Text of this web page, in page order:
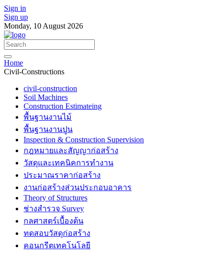
Sign in
Sign up
Monday, 10 August 2026
Home
Civil-Constructions
civil-construction
Soil Machines
Construction Estimateing
พื้นฐานงานไม้
พื้นฐานงานปูน
Inspection & Construction Supervision
กฎหมายและสัญญาก่อสร้าง
วัสดุและเทคนิคการทำงาน
ประมาณราคาก่อสร้าง
งานก่อสร้างส่วนประกอบอาคาร
Theory of Structures
ช่างสำรวจ Survey
กลศาสตร์เบื้องต้น
ทดสอบวัสดุก่อสร้าง
คอนกรีตเทคโนโลยี